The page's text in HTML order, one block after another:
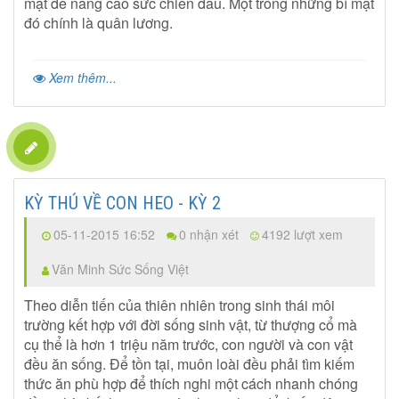
đó chính là quân lương.
Xem thêm...
KỲ THÚ VỀ CON HEO - KỲ 2
05-11-2015 16:52 0 nhận xét
4192 lượt xem
Văn Minh Sức Sống Việt
Theo diễn tiến của thiên nhiên trong sinh thái môi
trường kết hợp với đời sống sinh vật, từ thượng cổ mà
cụ thể là hơn 1 triệu năm trước, con người và con vật
đều ăn sống. Để tồn tại, muôn loài đều phải tìm kiếm
thức ăn phù hợp để thích nghi một cách nhanh chóng